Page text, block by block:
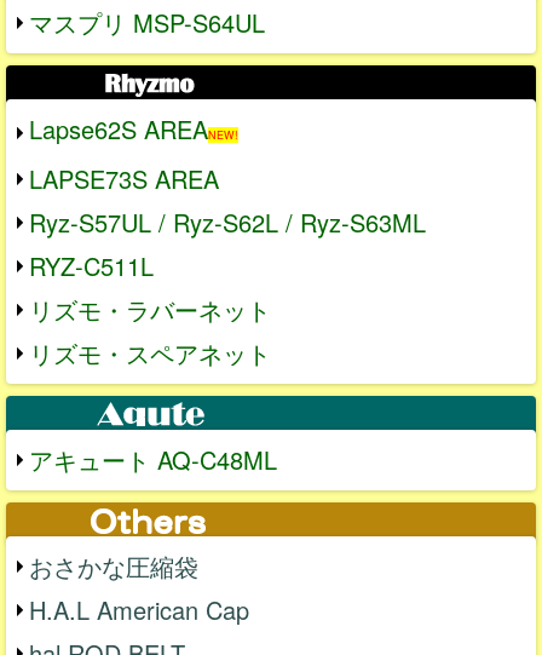
マスプリ MSP-S64UL
Lapse62S AREANEW!
LAPSE73S AREA
Ryz-S57UL / Ryz-S62L / Ryz-S63ML
RYZ-C511L
リズモ・ラバーネット
リズモ・スペアネット
アキュート AQ-C48ML
おさかな圧縮袋
H.A.L American Cap